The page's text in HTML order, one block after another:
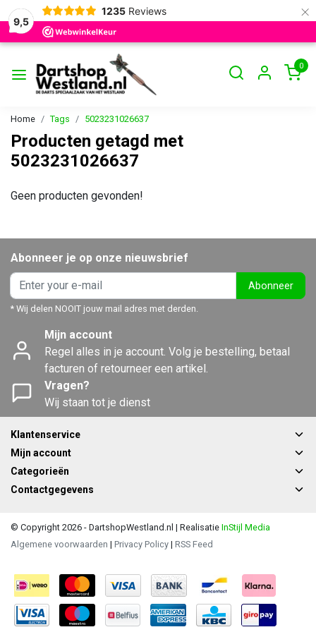
9,5
1235 Reviews ×
0
Home Tags 5023231026637
Producten getagd met
5023231026637
Geen producten gevonden!
Abonneer je op onze nieuwsbrief
Abonneer
* Wij delen NOOIT jouw mail adres met derden.
Mijn account
Regel alles in je account. Volg je bestelling, betaal
facturen of retourneer een artikel.
Vragen?
Wij staan tot je dienst
Klantenservice
Mijn account
Categorieën
Contactgegevens
© Copyright 2026 - DartshopWestland.nl | Realisatie InStijl Media
Algemene voorwaarden | Privacy Policy | RSS Feed